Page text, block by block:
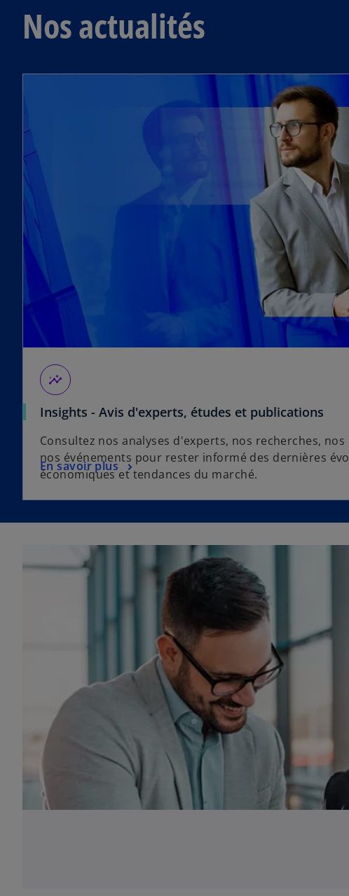
Nos actualités
insights
Insights - Avis d'experts, études et publications
Consultez nos analyses d'experts, nos recherches,
nos événements pour rester informé des dernières
économiques et tendances du marché.
En savoir plus